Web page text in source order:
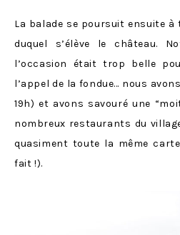
La balade se poursuit ensuite
duquel s’élève le château.
l’occasion était trop belle
l’appel de la fondue… nous
19h) et avons savouré une
nombreux restaurants du
quasiment toute la même
fait !).